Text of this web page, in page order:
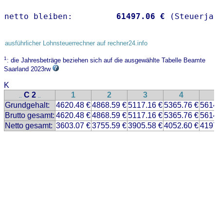
netto bleiben: 61497.06 €
ausführlicher Lohnsteuerrechner auf rechner24.info
1: die Jahresbeträge beziehen sich auf die ausgewählte Tabelle Beamte
Saarland 2023rw
K
.. C 2 .. 1 2 3 4
Grundgehalt:
4620.48 €4868.59 €5117.16 €5365.76 €
Brutto gesamt: 4620.48 €4868.59 €5117.16 €5365.76 €
Netto gesamt: 3603.07 €3755.59 €3905.58 €4052.60 €